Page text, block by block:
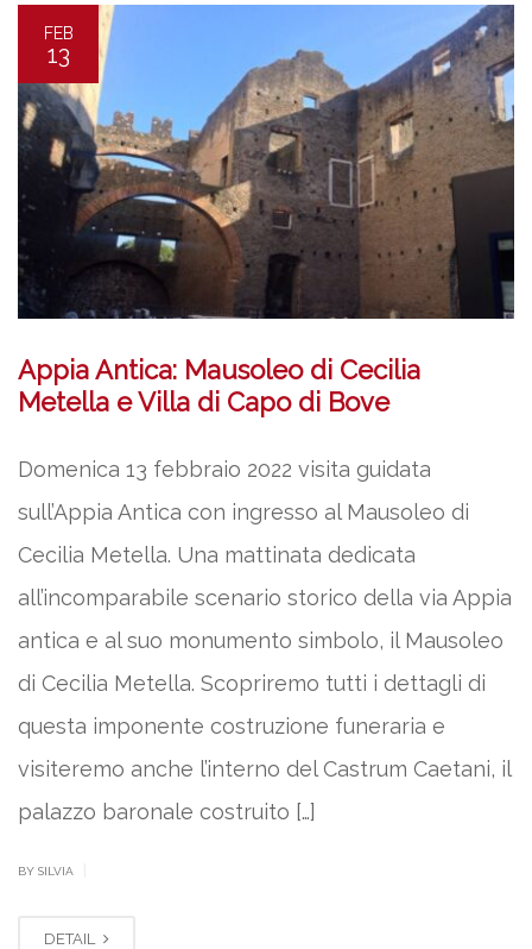
FEB
13
Appia Antica: Mausoleo di Cecilia
Metella e Villa di Capo di Bove
Domenica 13 febbraio 2022 visita guidata
sull’Appia Antica con ingresso al Mausoleo di
Cecilia Metella. Una mattinata dedicata
all’incomparabile scenario storico della via Appia
antica e al suo monumento simbolo, il Mausoleo
di Cecilia Metella. Scopriremo tutti i dettagli di
questa imponente costruzione funeraria e
visiteremo anche l’interno del Castrum Caetani, il
palazzo baronale costruito […]
BY SILVIA
DETAIL